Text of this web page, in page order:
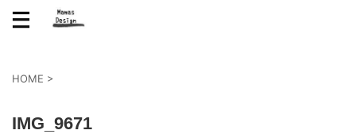
HOME >
IMG_9671